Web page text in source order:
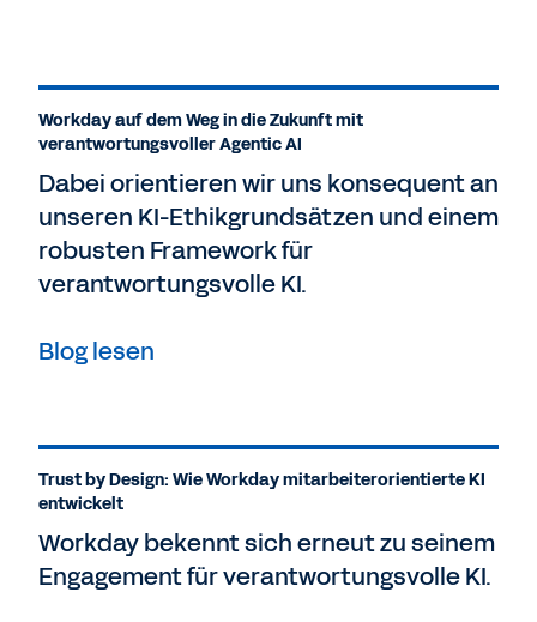
Workday auf dem Weg in die Zukunft mit
verantwortungsvoller Agentic AI
Dabei orientieren wir uns konsequent an
unseren KI-Ethikgrundsätzen und einem
robusten Framework für
verantwortungsvolle KI.
Blog lesen
Trust by Design: Wie Workday mitarbeiterorientierte KI
entwickelt
Workday bekennt sich erneut zu seinem
Engagement für verantwortungsvolle KI.